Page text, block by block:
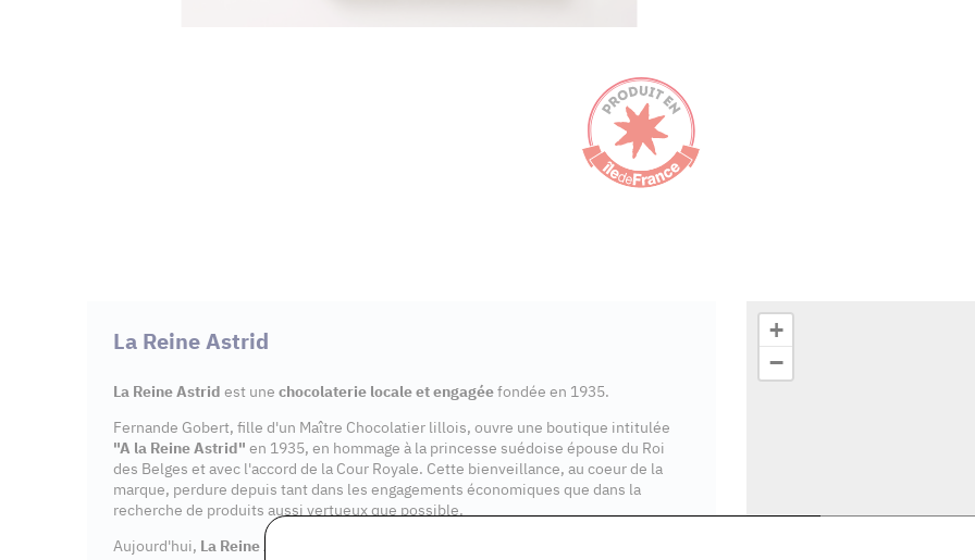
La Reine Astrid
La Reine Astrid est une chocolaterie locale et engagéefondée en 1935.
Fernande Gobert, fille d'un Maître Chocolatier lillois, ouvre une boutique intitulée
"A la Reine Astrid" en 1935, en hommage à la princesse suédoise épouse du Roi
des Belges et avec l'accord de la Cour Royale. Cette bienveillance, au coeur de la
marque, perdure depuis tant dans les engagements économiques que dans la
recherche de produits aussi vertueux que possible.
Aujourd'hui, La Reine Astrid
+
−